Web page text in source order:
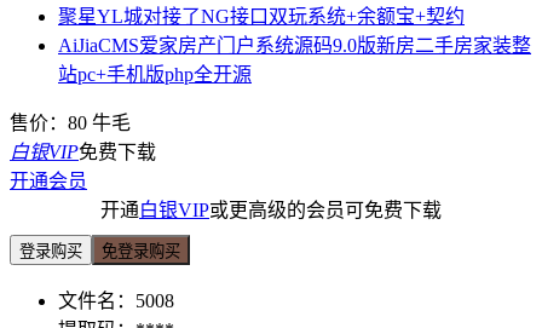
聚星YL城对接了NG接口双玩系统+余额宝+契约
AiJiaCMS爱家房产门户系统源码9.0版新房二手房家装整
站pc+手机版php全开源
售价： 80 牛毛
白银VIP免费下载
开通会员
开通白银VIP或更高级的会员可免费下载
登录购买 免登录购买
文件名： 5008